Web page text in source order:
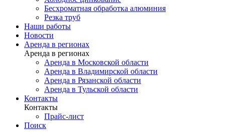
Бесхроматная обработка алюминия
Резка труб
Наши работы
Новости
Аренда в регионах
Аренда в регионах
Аренда в Московской области
Аренда в Владимирской области
Аренда в Рязанской области
Аренда в Тульской области
Контакты
Контакты
Прайс-лист
Поиск